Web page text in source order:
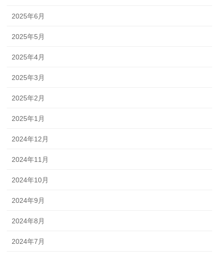
2025年6月
2025年5月
2025年4月
2025年3月
2025年2月
2025年1月
2024年12月
2024年11月
2024年10月
2024年9月
2024年8月
2024年7月